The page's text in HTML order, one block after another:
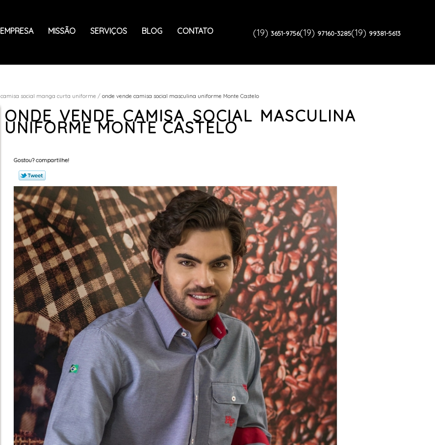
EMPRESA MISSÃO SERVIÇOS BLOG CONTATO (19) 3651-9756(19) 97160-3285(19) 99381-5613
camisa social manga curta uniforme onde vende camisa social masculina uniforme Monte Castelo
ONDE VENDE CAMISA SOCIAL MASCULINA
UNIFORME MONTE CASTELO
Gostou? compartilhe!